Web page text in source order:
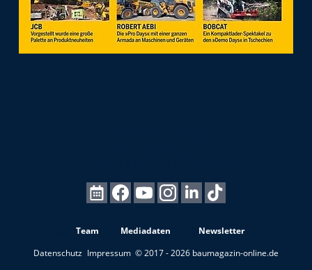
Team Mediadaten
Newsletter
Datenschutz Impressum © 2017 - 2026 baumagazin-online.de